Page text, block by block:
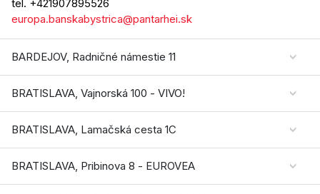
tel. +421907895526
europa.banskabystrica@pantarhei.sk
BARDEJOV, Radničné námestie 11
BRATISLAVA, Vajnorská 100 - VIVO!
BRATISLAVA, Lamačská cesta 1C
BRATISLAVA, Pribinova 8 - EUROVEA